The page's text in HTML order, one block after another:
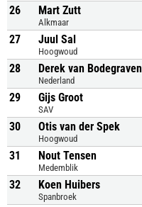
26 Mart Zutt
Alkmaar
27 Juul Sal
Hoogwoud
28 Derek van Bodegraven
Nederland
29 Gijs Groot
SAV
30 Otis van der Spek
Hoogwoud
31 Nout Tensen
Medemblik
32 Koen Huibers
Spanbroek